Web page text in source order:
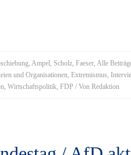
, Ampel, Scholz, Faeser, Alle
und Organisationen, Extremismus,
, Wirtschaftspolitik, FDP / Von Redaktion